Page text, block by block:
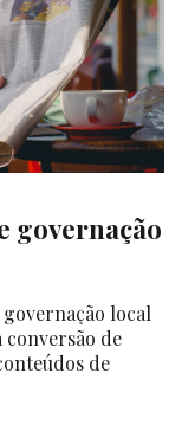
governação
local
conversão de
de